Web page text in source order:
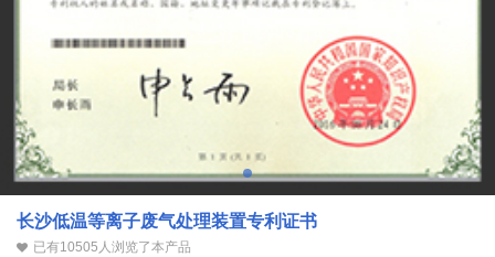
长沙低温等离子废气处理装置专利证书
已有10505人浏览了本产品